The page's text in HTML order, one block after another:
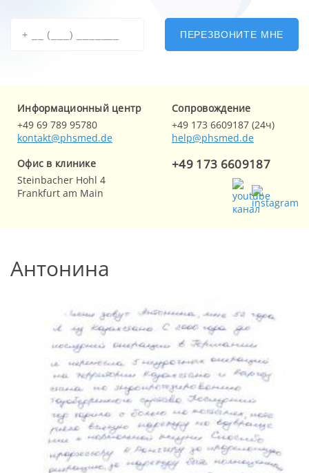
ПЕРЕЗВОНИТЕ МНЕ
Информационный центр
+49 69 789 95780
kontakt@phsmed.de
Cопровождение
+49 173 6609187 (24ч)
help@phsmed.de
Офис в клинике
Steinbacher Hohl 4
Frankfurt am Main
+49 173 6609187
Антонина